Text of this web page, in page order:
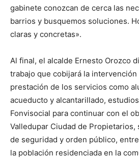
gabinete conozcan de cerca las
barrios y busquemos soluciones.
claras y concretas».
Al final, el alcalde Ernesto Orozco
trabajo que cobijará la
prestación de los servicios como
acueducto y alcantarillado,
Fonvisocial para continuar con el
Valledupar Ciudad de Propietarios,
de seguridad y orden público,
la población residenciada en la